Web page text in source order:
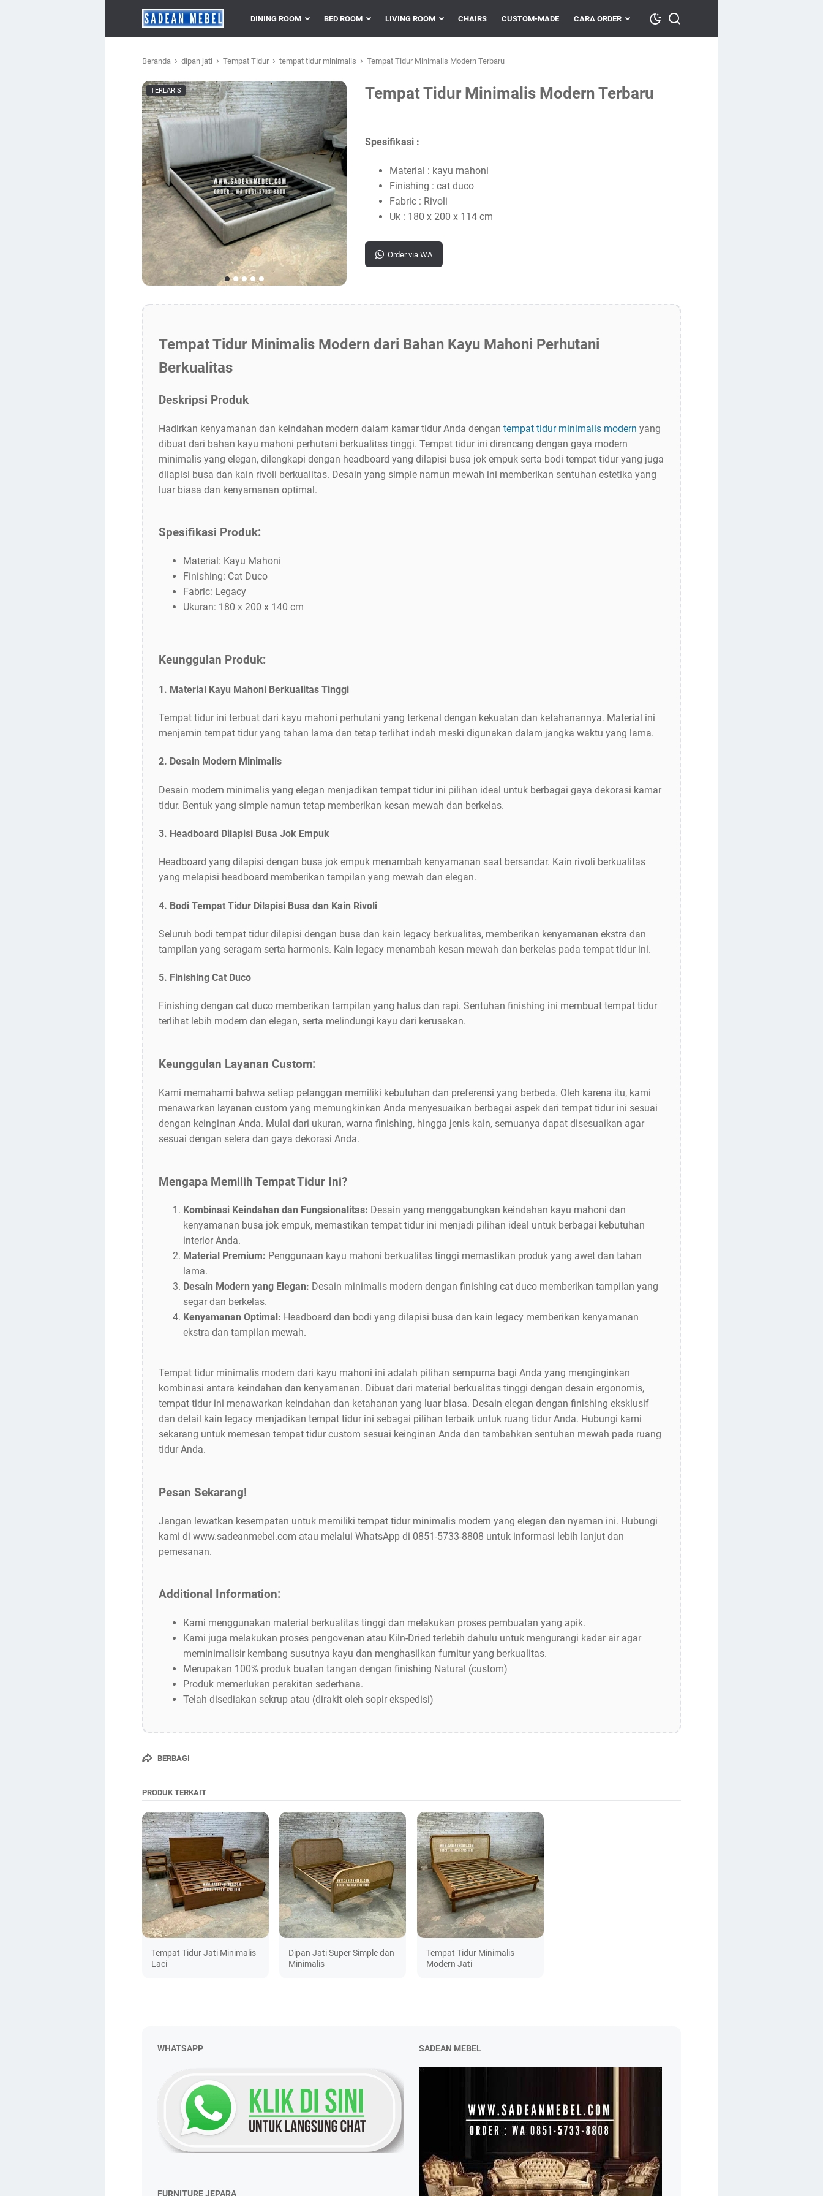
DINING ROOM BED ROOM LIVING ROOM CHAIRS CUSTOM-MADE CARA ORDER
Beranda › dipan jati › Tempat Tidur › tempat tidur minimalis › Tempat Tidur Minimalis Modern Terbaru
Tempat Tidur Minimalis Modern Terbaru
TERLARIS
Spesifikasi :
Material : kayu mahoni
Finishing : cat duco
Fabric : Rivoli
Uk : 180 x 200 x 114 cm
Order via WA
Tempat Tidur Minimalis Modern dari Bahan Kayu Mahoni Perhutani
Berkualitas
Deskripsi Produk
Hadirkan kenyamanan dan keindahan modern dalam kamar tidur Anda dengan tempat tidur minimalis modern yang
dibuat dari bahan kayu mahoni perhutani berkualitas tinggi. Tempat tidur ini dirancang dengan gaya modern
minimalis yang elegan, dilengkapi dengan headboard yang dilapisi busa jok empuk serta bodi tempat tidur yang juga
dilapisi busa dan kain rivoli berkualitas. Desain yang simple namun mewah ini memberikan sentuhan estetika yang
luar biasa dan kenyamanan optimal.
Spesifikasi Produk:
Material: Kayu Mahoni
Finishing: Cat Duco
Fabric: Legacy
Ukuran: 180 x 200 x 140 cm
Keunggulan Produk:
1. Material Kayu Mahoni Berkualitas Tinggi
Tempat tidur ini terbuat dari kayu mahoni perhutani yang terkenal dengan kekuatan dan ketahanannya. Material ini
menjamin tempat tidur yang tahan lama dan tetap terlihat indah meski digunakan dalam jangka waktu yang lama.
2. Desain Modern Minimalis
Desain modern minimalis yang elegan menjadikan tempat tidur ini pilihan ideal untuk berbagai gaya dekorasi kamar
tidur. Bentuk yang simple namun tetap memberikan kesan mewah dan berkelas.
3. Headboard Dilapisi Busa Jok Empuk
Headboard yang dilapisi dengan busa jok empuk menambah kenyamanan saat bersandar. Kain rivoli berkualitas
yang melapisi headboard memberikan tampilan yang mewah dan elegan.
4. Bodi Tempat Tidur Dilapisi Busa dan Kain Rivoli
Seluruh bodi tempat tidur dilapisi dengan busa dan kain legacy berkualitas, memberikan kenyamanan ekstra dan
tampilan yang seragam serta harmonis. Kain legacy menambah kesan mewah dan berkelas pada tempat tidur ini.
5. Finishing Cat Duco
Finishing dengan cat duco memberikan tampilan yang halus dan rapi. Sentuhan finishing ini membuat tempat tidur
terlihat lebih modern dan elegan, serta melindungi kayu dari kerusakan.
Keunggulan Layanan Custom:
Kami memahami bahwa setiap pelanggan memiliki kebutuhan dan preferensi yang berbeda. Oleh karena itu, kami
menawarkan layanan custom yang memungkinkan Anda menyesuaikan berbagai aspek dari tempat tidur ini sesuai
dengan keinginan Anda. Mulai dari ukuran, warna finishing, hingga jenis kain, semuanya dapat disesuaikan agar
sesuai dengan selera dan gaya dekorasi Anda.
Mengapa Memilih Tempat Tidur Ini?
Kombinasi Keindahan dan Fungsionalitas: Desain yang menggabungkan keindahan kayu mahoni dan
kenyamanan busa jok empuk, memastikan tempat tidur ini menjadi pilihan ideal untuk berbagai kebutuhan
interior Anda.
Material Premium: Penggunaan kayu mahoni berkualitas tinggi memastikan produk yang awet dan tahan
lama.
Desain Modern yang Elegan: Desain minimalis modern dengan finishing cat duco memberikan tampilan yang
segar dan berkelas.
Kenyamanan Optimal: Headboard dan bodi yang dilapisi busa dan kain legacy memberikan kenyamanan
ekstra dan tampilan mewah.
Tempat tidur minimalis modern dari kayu mahoni ini adalah pilihan sempurna bagi Anda yang menginginkan
kombinasi antara keindahan dan kenyamanan. Dibuat dari material berkualitas tinggi dengan desain ergonomis,
tempat tidur ini menawarkan keindahan dan ketahanan yang luar biasa. Desain elegan dengan finishing eksklusif
dan detail kain legacy menjadikan tempat tidur ini sebagai pilihan terbaik untuk ruang tidur Anda. Hubungi kami
sekarang untuk memesan tempat tidur custom sesuai keinginan Anda dan tambahkan sentuhan mewah pada ruang
tidur Anda.
Pesan Sekarang!
Jangan lewatkan kesempatan untuk memiliki tempat tidur minimalis modern yang elegan dan nyaman ini. Hubungi
kami di www.sadeanmebel.com atau melalui WhatsApp di 0851-5733-8808 untuk informasi lebih lanjut dan
pemesanan.
Additional Information:
Kami menggunakan material berkualitas tinggi dan melakukan proses pembuatan yang apik.
Kami juga melakukan proses pengovenan atau Kiln-Dried terlebih dahulu untuk mengurangi kadar air agar
meminimalisir kembang susutnya kayu dan menghasilkan furnitur yang berkualitas.
Merupakan 100% produk buatan tangan dengan finishing Natural (custom)
Produk memerlukan perakitan sederhana.
Telah disediakan sekrup atau (dirakit oleh sopir ekspedisi)
BERBAGI
PRODUK TERKAIT
Tempat Tidur Jati Minimalis
Laci
Dipan Jati Super Simple dan
Minimalis
Tempat Tidur Minimalis
Modern Jati
WHATSAPP
FURNITURE JEPARA
SADEAN MEBEL